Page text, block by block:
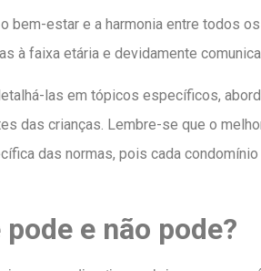
bem-estar e a harmonia entre todos
à faixa etária e devidamente
las em tópicos específicos,
das crianças. Lembre-se que o
das normas, pois cada
e não pode?